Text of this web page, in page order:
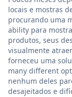
locais e mostras
procurando uma
ability para
produtos, seus
visualmente
forneceu uma
many different
nenhum deles
desajeitados e